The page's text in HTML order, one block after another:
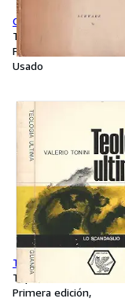
Cronache e altre poesie
Tapa blanda
Primera edición
Usado
Teologia ultima
Tapa blanda
Primera edición